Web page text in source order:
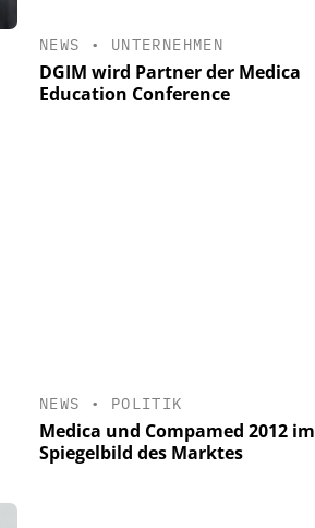
NEWS • UNTERNEHMEN
DGIM wird Partner der Medica
Education Conference
NEWS • POLITIK
Medica und Compamed 2012 im
Spiegelbild des Marktes